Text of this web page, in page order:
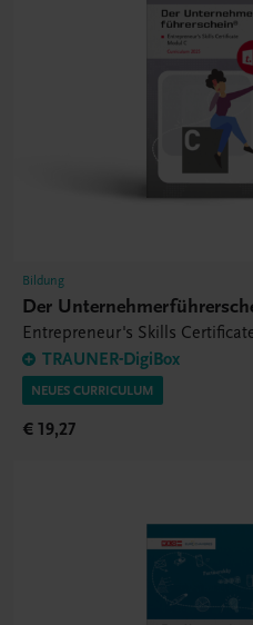
Bildung
Der
Entrepreneur's Skills
TRAUNER-DigiBox
NEUES CURRICULUM
€ 19,27